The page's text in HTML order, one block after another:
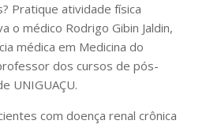
Pratique atividade física
o médico Rodrigo Gibin Jaldin,
médica em Medicina do
dos cursos de pós-
UNIGUAÇU.
com doença renal crônica